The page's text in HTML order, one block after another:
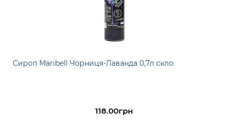
Сироп Maribell Чорниця-Лаванда 0,7л скло
118.00грн